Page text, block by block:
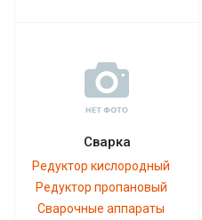
Сварка
Редуктор кислородный
Редуктор пропановый
Сварочные аппараты